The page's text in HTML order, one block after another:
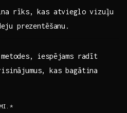
rīks, ​kas atvieglo vizuļu
prezentēšanu.
⁢iespējams radīt
‌kas bagātina